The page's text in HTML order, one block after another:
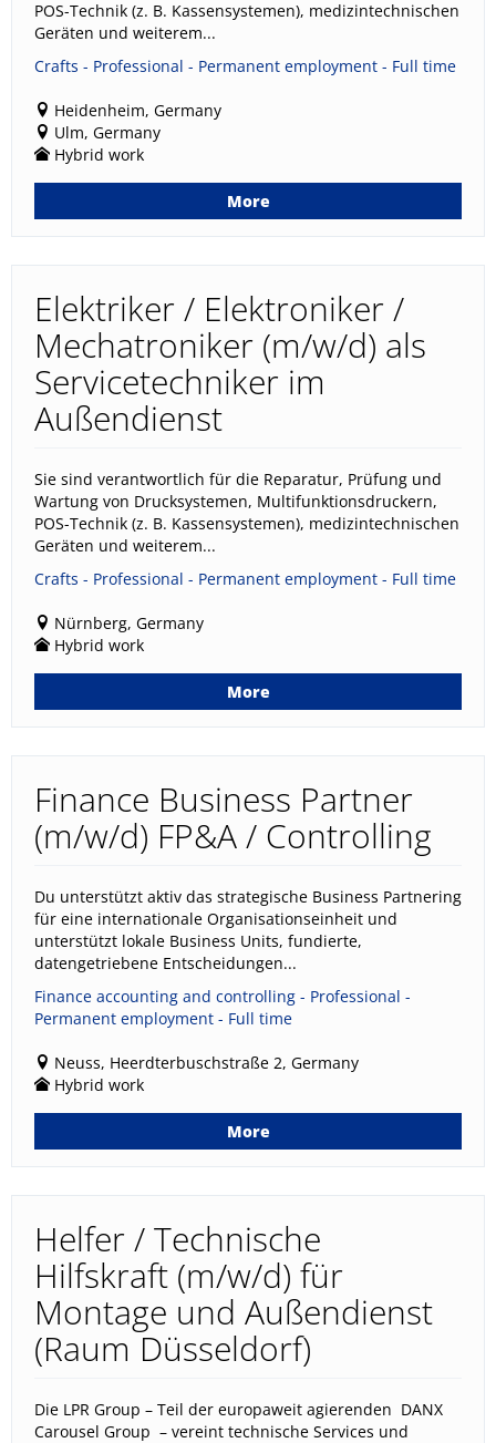
POS-Technik (z. B. Kassensystemen), medizintechnischen
Geräten und weiterem...
Crafts - Professional - Permanent employment - Full time
Heidenheim, Germany
Ulm, Germany
Hybrid work
More
Elektriker / Elektroniker /
Mechatroniker (m/w/d) als
Servicetechniker im
Außendienst
Sie sind verantwortlich für die Reparatur, Prüfung und
Wartung von Drucksystemen, Multifunktionsdruckern,
POS-Technik (z. B. Kassensystemen), medizintechnischen
Geräten und weiterem...
Crafts - Professional - Permanent employment - Full time
Nürnberg, Germany
Hybrid work
More
Finance Business Partner
(m/w/d) FP&A / Controlling
Du unterstützt aktiv das strategische Business Partnering
für eine internationale Organisationseinheit und
unterstützt lokale Business Units, fundierte,
datengetriebene Entscheidungen...
Finance accounting and controlling - Professional -
Permanent employment - Full time
Neuss, Heerdterbuschstraße 2, Germany
Hybrid work
More
Helfer / Technische
Hilfskraft (m/w/d) für
Montage und Außendienst
(Raum Düsseldorf)
Die LPR Group – Teil der europaweit agierenden DANX
Carousel Group – vereint technische Services und